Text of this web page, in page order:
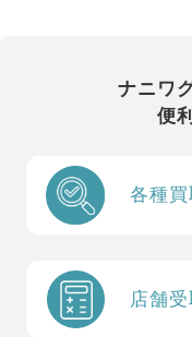
ナニワ
便
各種買
店舗